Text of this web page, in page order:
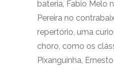
bateria, Fabio Melo
Pereira no
repertório, uma
choro, como os
Pixanguinha,